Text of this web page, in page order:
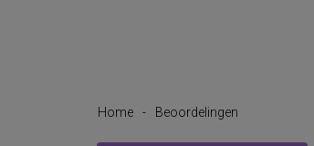
Home - Beoordelingen